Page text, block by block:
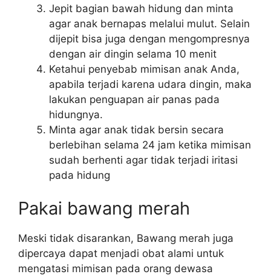
Jepit bagian bawah hidung dan minta
agar anak bernapas melalui mulut. Selain
dijepit bisa juga dengan mengompresnya
dengan air dingin selama 10 menit
Ketahui penyebab mimisan anak Anda,
apabila terjadi karena udara dingin, maka
lakukan penguapan air panas pada
hidungnya.
Minta agar anak tidak bersin secara
berlebihan selama 24 jam ketika mimisan
sudah berhenti agar tidak terjadi iritasi
pada hidung
Pakai bawang merah
Meski tidak disarankan, Bawang merah juga
dipercaya dapat menjadi obat alami untuk
mengatasi mimisan pada orang dewasa